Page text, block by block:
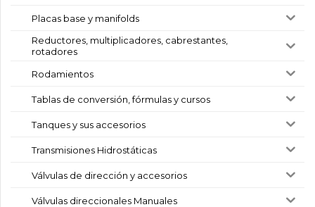
Placas base y manifolds
Reductores, multiplicadores, cabrestantes,
rotadores
Rodamientos
Tablas de conversión, fórmulas y cursos
Tanques y sus accesorios
Transmisiones Hidrostáticas
Válvulas de dirección y accesorios
Válvulas direccionales Manuales